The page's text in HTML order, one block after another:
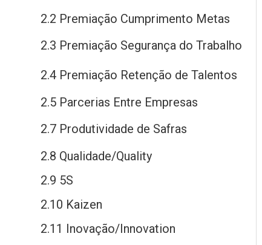
2.2 Premiação Cumprimento Metas
2.3 Premiação Segurança do Trabalho
2.4 Premiação Retenção de Talentos
2.5 Parcerias Entre Empresas
2.7 Produtividade de Safras
2.8 Qualidade/Quality
2.9 5S
2.10 Kaizen
2.11 Inovação/Innovation